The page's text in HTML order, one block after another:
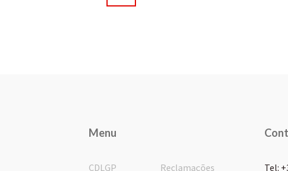
Menu
CDLGP Reclamações Tel: